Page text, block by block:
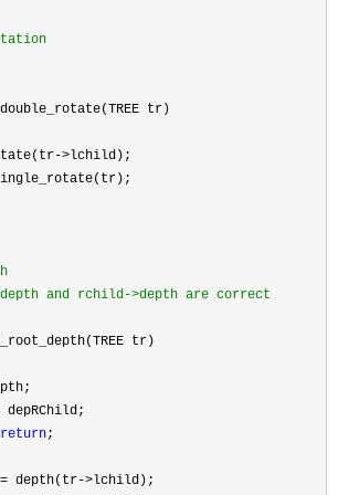
tr)
->lchild);
and rchild->depth are correct
tr)
return;
= depth(tr->lchild);